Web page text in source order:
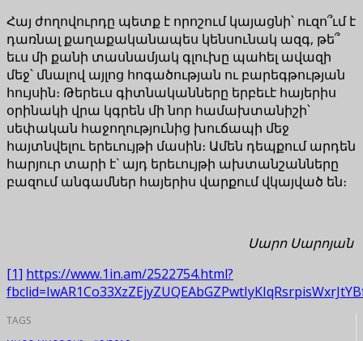
Հայ ժողովուրդը պետք է որոշում կայացնի՝ ուզո՞ւմ է
դառնալ քաղաքականապես կենսունակ ազգ, թե՞
եւս մի քանի տասնամյակ գլուխը պահել ավազի
մեջ՝ մնալով այլոց հոգածության ու բարեգթության
հույսին։ Թերեւս գիտնականները երբեւէ հայերիս
օրինակի վրա կգրեն մի նոր համախտանիշի՝
սեփական հաջողությունից խուճապի մեջ
հայտնվելու երեւույթի մասին։ Ամեն դեպքում արդեն
հարյուր տարի է` այդ երեւույթի ախտանշանները
բազում անգամներ հայերիս վարքում վկայված են։
Սարո Սարոյան
[1] https://www.1in.am/2522754.html?
TAGS